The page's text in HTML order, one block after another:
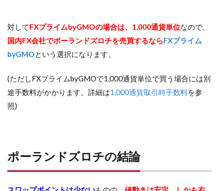
対してFXプライムbyGMOの場合は、1,000通貨単位なので、
国内FX会社でポーランドズロチを売買するならFXプライム
byGMOという選択になります。
(ただしFXプライムbyGMOで1,000通貨単位で買う場合には別
途手数料がかかります。詳細は1,000通貨取引時手数料を参
照)
ポーランドズロチの結論